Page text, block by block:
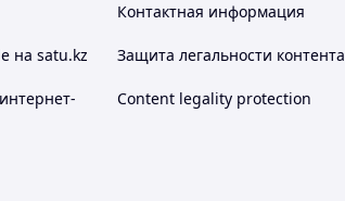
на satu.kz
Контактная информация
Защита легальности контента
Content legality protection